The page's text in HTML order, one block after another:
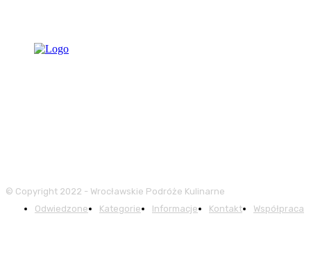
© Copyright 2022 - Wrocławskie Podróże Kulinarne
Odwiedzone
Kategorie Informacje Kontakt Współpraca